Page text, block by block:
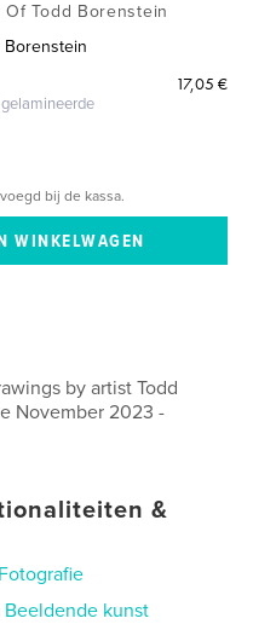
Todd Borenstein
Borenstein
17,05 €
bij de kassa.
by artist Todd
November 2023 -
&
Beeldende kunst